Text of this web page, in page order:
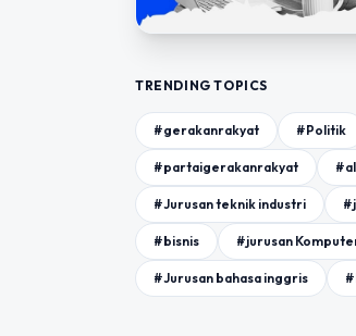
TRENDING TOPICS
#gerakanrakyat #Politik
#partaigerakanrakyat
#Jurusan teknik industri
#bisnis #jurusan
#Jurusan bahasa inggris